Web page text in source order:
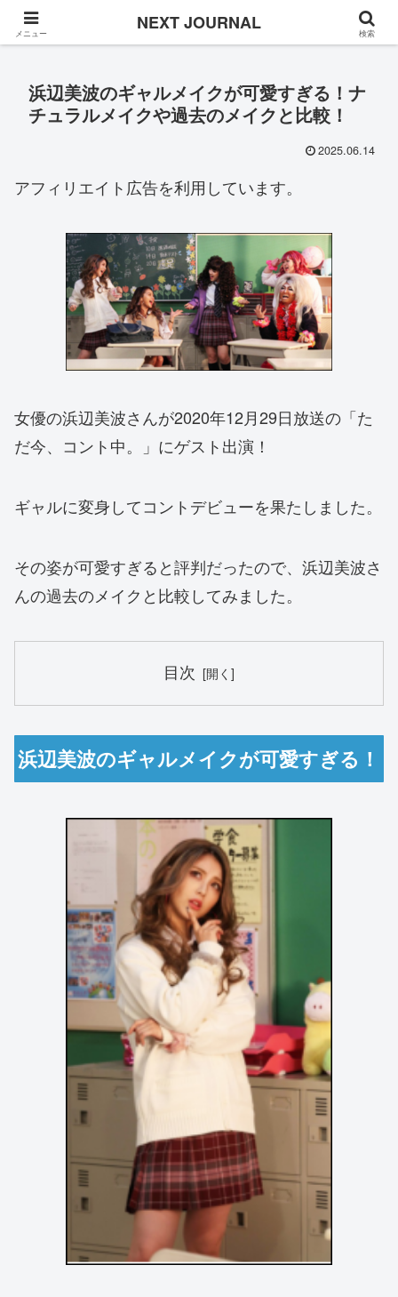
Once in a while
浜辺美波のギャルメイクが可愛すぎる！ナ
チュラルメイクや過去のメイクと比較！
2025.06.14
アフィリエイト広告を利用しています。
女優の浜辺美波さんが2020年12月29日放送の「た
だ今、コント中。」にゲスト出演！
ギャルに変身してコントデビューを果たしました。
その姿が可愛すぎると評判だったので、浜辺美波さ
んの過去のメイクと比較してみました。
目次
浜辺美波のギャルメイクが可愛すぎる！
メニュー NEXT JOURNAL 検索